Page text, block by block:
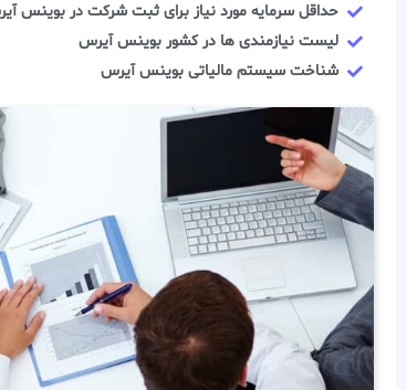
حداقل سرمایه مورد نیاز برای ثبت شرکت در بوينس
لیست نیازمندی ها در کشور بوينس آيرس
شناخت سیستم مالیاتی بوينس آيرس